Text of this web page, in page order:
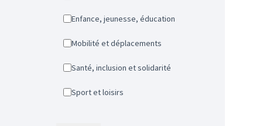
Enfance, jeunesse, éducation
Mobilité et déplacements
Santé, inclusion et solidarité
Sport et loisirs